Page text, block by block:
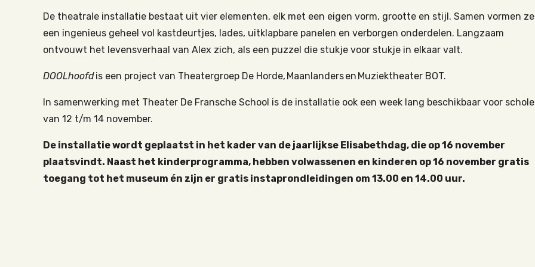
De theatrale installatie bestaat uit vier elementen, elk met een eigen vorm, grootte en stijl. Samen vormen ze
een ingenieus geheel vol kastdeurtjes, lades, uitklapbare panelen en verborgen onderdelen. Langzaam
ontvouwt het levensverhaal van Alex zich, als een puzzel die stukje voor stukje in elkaar valt.
DOOLhoofdis een project van Theatergroep De Horde, Maanlanders en Muziektheater BOT.
In samenwerking met Theater De Fransche School is de installatie ook een week lang beschikbaar voor
van 12 t/m 14 november.
De installatie wordt geplaatst in het kader van de jaarlijkse Elisabethdag, die op 16 november
plaatsvindt. Naast het kinderprogramma, hebben volwassenen en kinderen op 16 november gratis
toegang tot het museum én zijn er gratis instaprondleidingen om 13.00 en 14.00 uur.